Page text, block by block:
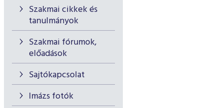
Szakmai cikkek és
tanulmányok
Szakmai fórumok,
előadások
Sajtókapcsolat
Imázs fotók